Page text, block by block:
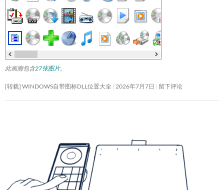
此画廊包含27张图片。
[转载] WINDOWS自带图标DLL位置大全 2026年7月7日 留下评论